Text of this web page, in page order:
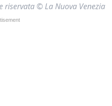
riservata © La Nuova Venezia